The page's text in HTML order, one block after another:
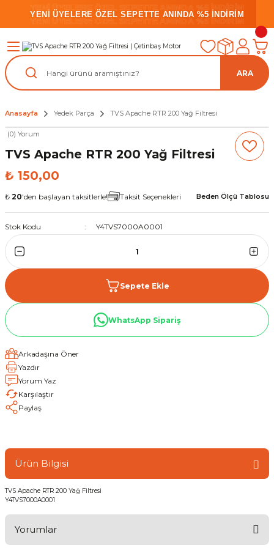
YENİ ÜYELERE ÖZEL SEPETTE ANINDA %5 İNDİRİM
YENİ ÜYELERE ÖZEL SEPETTE ANINDA %5 İNDİRİM
YENİ ÜYELERE ÖZEL SEPETTE ANINDA %5 İNDİRİM
ARA
Anasayfa Yedek Parça TVS Apache RTR 200 Yağ Filtresi
(0) Yorum
TVS Apache RTR 200 Yağ Filtresi
₺ 150,00
₺ 20'den başlayan taksitlerle! Taksit Seçenekleri Beden Ölçü Tablosu
Stok Kodu Y4TVS7000A0001
Sepete Ekle
WhatsApp Sipariş
Arkadaşına Öner
Yazdır
Yorum Yaz
Karşılaştır
Paylaş
Ürün Bilgisi
TVS Apache RTR 200 Yağ Filtresi
Y4TVS7000A0001
Yorumlar